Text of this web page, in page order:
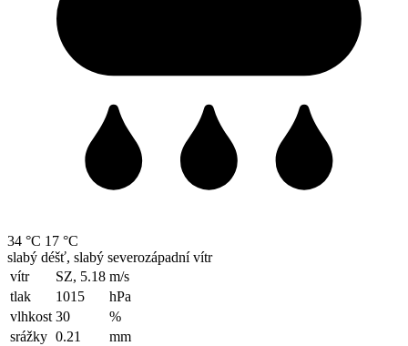
34 °C 17 °C
slabý déšť, slabý severozápadní vítr
vítr
SZ, 5.18 m/s
tlak
1015
hPa
vlhkost 30
%
srážky 0.21
mm